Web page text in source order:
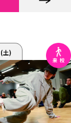
(土)